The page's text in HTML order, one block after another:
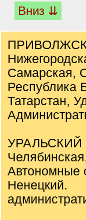
Вниз ⇊
Самарская,
Республика
Татарстан,
УРАЛЬСКИЙ -
Автономные
Ненецкий.